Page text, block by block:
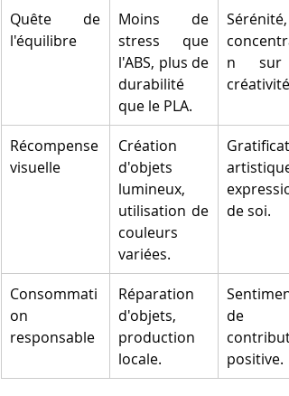
Quête de
l'équilibre
Moins de
stress que
l'ABS, plus de
durabilité
que le PLA.
Sérénité,
n sur
créativité.
Récompense
visuelle
Création
d'objets
lumineux,
utilisation de
couleurs
variées.
artistique,
de soi.
Consommati
on
responsable
Réparation
d'objets,
production
locale.
Sentiment
de
positive.